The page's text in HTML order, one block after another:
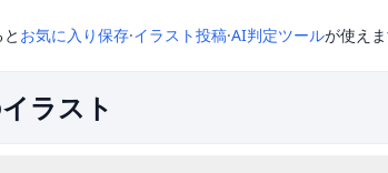
お気に入り保存·イラスト投稿·AI判定ツールが使え
ラスト